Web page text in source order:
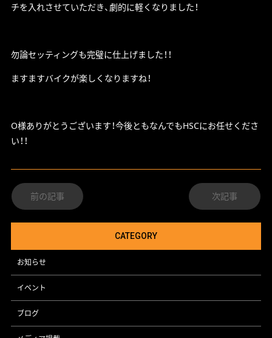
チを入れさせていただき、劇的に軽くなりました！
勿論セッティングも完璧に仕上げました！！
ますますバイクが楽しくなりますね！
O様ありがとうございます！今後ともなんでもHSCにお任せくださ
い！！
前の記事 次記事
CATEGORY
お知らせ
イベント
ブログ